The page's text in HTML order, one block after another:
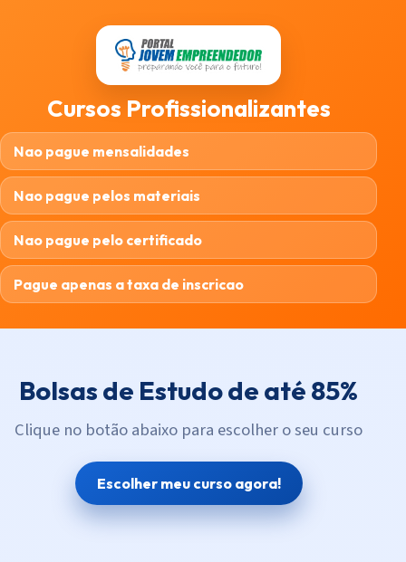
Cursos Profissionalizantes
Nao pague mensalidades
Nao pague pelos materiais
Nao pague pelo certificado
Pague apenas a taxa de inscricao
Bolsas de Estudo de até 85%
Clique no botão abaixo para escolher o seu curso
Escolher meu curso agora!